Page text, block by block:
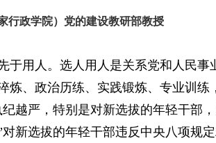
行政学院）党的建设教研部教授
于用人。选人用人是关系党和人民
炼、政治历练、实践锻炼、专业训
越严，特别是对新选拔的年轻干部
新选拔的年轻干部违反中央八项规